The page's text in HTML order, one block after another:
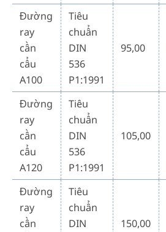
Đường
ray
cần
cẩu
A100
Tiêu
chuẩn
DIN
536
P1:1991
95,00
Đường
ray
cần
cẩu
A120
Tiêu
chuẩn
DIN
536
P1:1991
105,00
Đường
ray
cần
Tiêu
chuẩn
DIN
150,00